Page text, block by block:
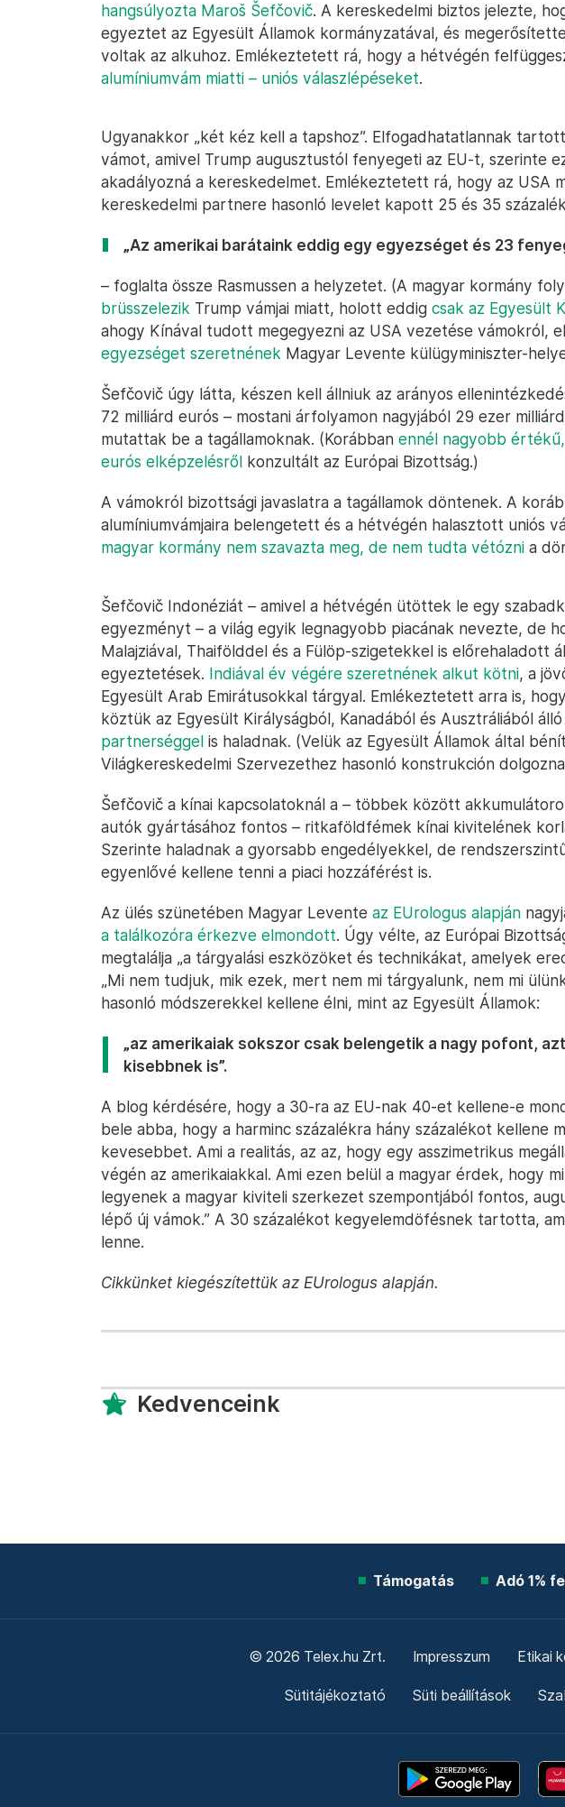
hangsúlyozta Maroš Šefčovič. A kereskedelmi biztos jelezte,
egyeztet az Egyesült Államok kormányzatával, és
voltak az alkuhoz. Emlékeztetett rá, hogy a hétvégén
alumíniumvám miatti – uniós válaszlépéseket.
Ugyanakkor „két kéz kell a tapshoz”. Elfogadhatatlannak
vámot, amivel Trump augusztustól fenyegeti az EU-t, szerinte
akadályozná a kereskedelmet. Emlékeztetett rá, hogy az USA
kereskedelmi partnere hasonló levelet kapott 25 és 35
„Az amerikai barátaink eddig egy egyezséget és 23
– foglalta össze Rasmussen a helyzetet. (A magyar kormány
brüsszelezik Trump vámjai miatt, holott eddig csak az Egyesült
ahogy Kínával tudott megegyezni az USA vezetése vámokról,
egyezséget szeretnének Magyar Levente külügyminiszter-
Šefčovič úgy látta, készen kell állniuk az arányos
72 milliárd eurós – mostani árfolyamon nagyjából 29 ezer
mutattak be a tagállamoknak. (Korábban ennél nagyobb
eurós elképzelésről konzultált az Európai Bizottság.)
A vámokról bizottsági javaslatra a tagállamok döntenek. A
alumíniumvámjaira belengetett és a hétvégén halasztott uniós
magyar kormány nem szavazta meg, de nem tudta vétózni a
Šefčovič Indonéziát – amivel a hétvégén ütöttek le egy
egyezményt – a világ egyik legnagyobb piacának nevezte, de
Malajziával, Thaifölddel és a Fülöp-szigetekkel is előrehaladott
egyeztetések. Indiával év végére szeretnének alkut kötni, a
Egyesült Arab Emirátusokkal tárgyal. Emlékeztetett arra is,
köztük az Egyesült Királyságból, Kanadából és Ausztráliából álló
partnerséggel is haladnak. (Velük az Egyesült Államok által
Világkereskedelmi Szervezethez hasonló konstrukción
Šefčovič a kínai kapcsolatoknál a – többek között
autók gyártásához fontos – ritkaföldfémek kínai kivitelének
Szerinte haladnak a gyorsabb engedélyekkel, de
egyenlővé kellene tenni a piaci hozzáférést is.
Az ülés szünetében Magyar Levente az EUrologus alapján
a találkozóra érkezve elmondott. Úgy vélte, az Európai
megtalálja „a tárgyalási eszközöket és technikákat, amelyek
„Mi nem tudjuk, mik ezek, mert nem mi tárgyalunk, nem mi
hasonló módszerekkel kellene élni, mint az Egyesült Államok:
„az amerikaiak sokszor csak belengetik a nagy pofont,
kisebbnek is”.
A blog kérdésére, hogy a 30-ra az EU-nak 40-et kellene-e
bele abba, hogy a harminc százalékra hány százalékot kellene
kevesebbet. Ami a realitás, az az, hogy egy asszimetrikus
végén az amerikaiakkal. Ami ezen belül a magyar érdek, hogy
legyenek a magyar kiviteli szerkezet szempontjából fontos,
lépő új vámok.” A 30 százalékot kegyelemdöfésnek tartotta,
lenne.
Cikkünket kiegészítettük az EUrologus alapján.
Kedvenceink
Támogatás Adó 1%
© 2026 Telex.hu Zrt. Impresszum Etikai
Sütitájékoztató Süti beállítások